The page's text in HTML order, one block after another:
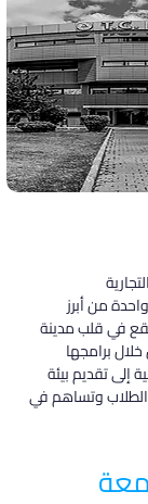
من أبرز
في قلب مدينة
برامجها
إلى تقديم بيئة
الطلاب وتساهم في